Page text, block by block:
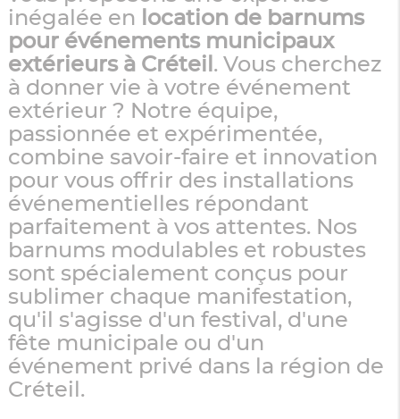
inégalée en
location de barnums
pour événements municipaux
extérieurs à Créteil . Vous cherchez
à donner vie à votre événement
extérieur ? Notre équipe,
passionnée et expérimentée,
combine savoir-faire et innovation
pour vous offrir des installations
événementielles répondant
parfaitement à vos attentes. Nos
barnums modulables et robustes
sont spécialement conçus pour
sublimer chaque manifestation,
qu'il s'agisse d'un festival, d'une
fête municipale ou d'un
événement privé dans la région de
Créteil.